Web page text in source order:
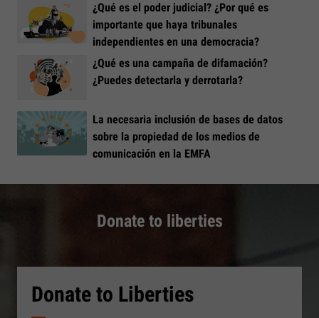
¿Qué es el poder judicial? ¿Por qué es
importante que haya tribunales
independientes en una democracia?
¿Qué es una campaña de difamación?
¿Puedes detectarla y derrotarla?
La necesaria inclusión de bases de datos
sobre la propiedad de los medios de
comunicación en la EMFA
Donate to liberties
Donate to Liberties